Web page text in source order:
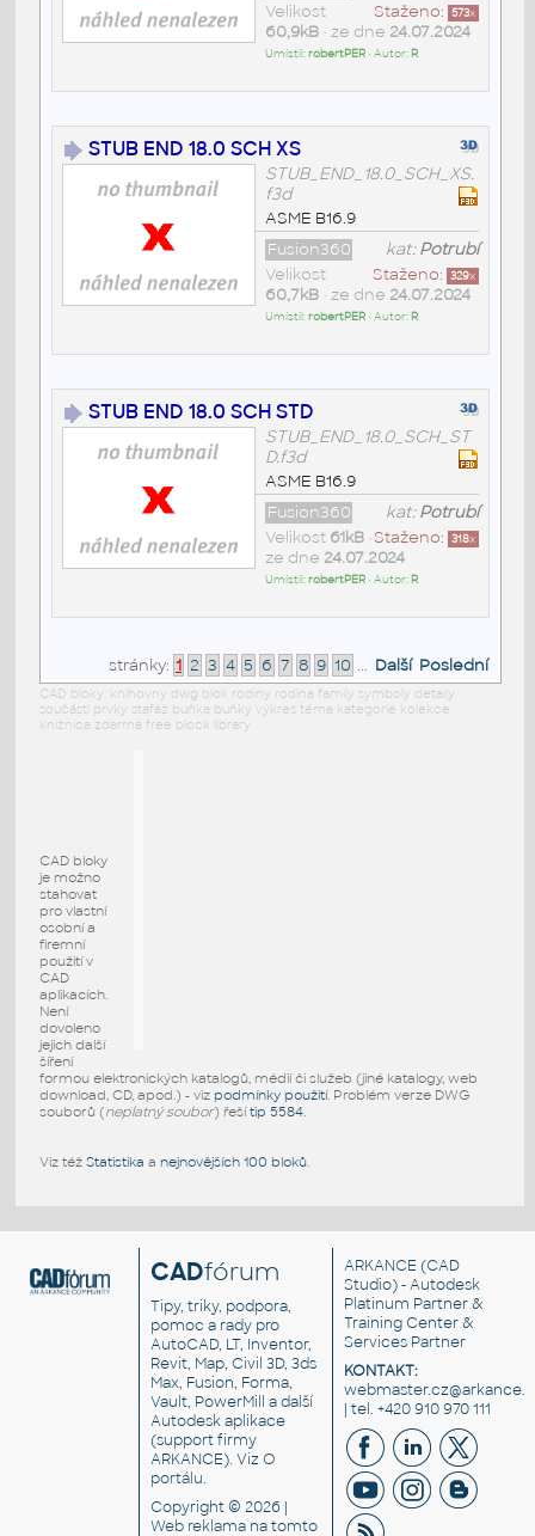
Staženo: 573x
Velikost
60,9kB• ze dne 24.07.2024
Umístil:robertPER• Autor: R
STUB END 18.0 SCH XS
STUB_END_18.0_SCH_XS.
f3d
ASME B16.9
kat:Potrubí
Fusion360
Staženo: 329x
Velikost
60,7kB• ze dne 24.07.2024
Umístil:robertPER• Autor: R
STUB END 18.0 SCH STD
STUB_END_18.0_SCH_ST
D.f3d
ASME B16.9
kat:Potrubí
Fusion360
Staženo: 318x
Velikost 61kB•
ze dne 24.07.2024
Umístil:robertPER• Autor: R
stránky: 1 2 3 4 5 6 7 8 9 10 ... Další Poslední
CAD bloky: knihovny dwg blok rodiny rodina family symboly detaily
součásti prvky stafáž buňka buňky výkres téma kategorie kolekce
knižnica zdarma free block library
CAD bloky
je možno
stahovat
pro vlastní
osobní a
firemní
použití v
CAD
aplikacích.
Není
dovoleno
jejich další
šíření
formou elektronických katalogů, médií či služeb (jiné katalogy, web
download, CD, apod.) - viz podmínky použití. Problém verze DWG
souborů (neplatný soubor) řešítip 5584.
Viz též Statistika a nejnovějších 100 bloků.
CADfórum
Tipy, triky, podpora,
pomoc a rady pro
AutoCAD, LT, Inventor,
Revit, Map, Civil 3D, 3ds
Max, Fusion, Forma,
Vault, PowerMill a další
Autodesk aplikace
(support firmy
ARKANCE). VizO
portálu.
Copyright © 2026 |
Web reklama na tomto
ARKANCE (CAD
Studio) - Autodesk
Platinum Partner &
Training Center &
Services Partner
KONTAKT:
| tel. +420 910 970 111